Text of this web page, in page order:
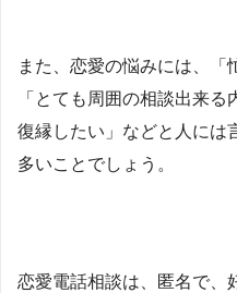
また、恋愛の悩みには、「
「とても周囲の相談出来
復縁したい」などと人には
多いことでしょう。
恋愛電話相談は、匿名で、